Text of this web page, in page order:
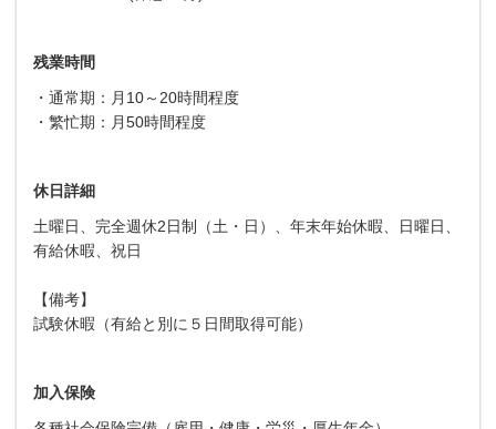
残業時間
・通常期：月10～20時間程度
・繁忙期：月50時間程度
休日詳細
土曜日、完全週休2日制（土・日）、年末年始休暇、日曜日、
有給休暇、祝日
【備考】
試験休暇（有給と別に５日間取得可能）
加入保険